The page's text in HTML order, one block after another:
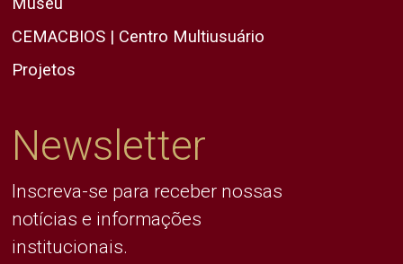
CEMACBIOS | Centro Multiusuário
Projetos
Newsletter
Inscreva-se para receber nossas
notícias e informações
institucionais.